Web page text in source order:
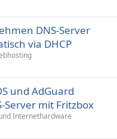
DNS-Server
via DHCP
und AdGuard
mit Fritzbox
Internethardware